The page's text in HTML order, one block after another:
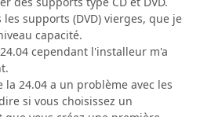
les supports (DVD) vierges, que je
capacité.
cependant l'installeur m'a
24.04 a un problème avec les
si vous choisissez un